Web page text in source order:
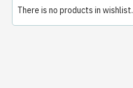
There is no products in wishlist.